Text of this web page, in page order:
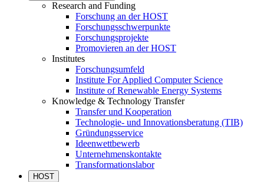
Research and Funding
Forschung an der HOST
Forschungsschwerpunkte
Forschungsprojekte
Promovieren an der HOST
Institutes
Forschungsumfeld
Institute For Applied Computer Science
Institute of Renewable Energy Systems
Knowledge & Technology Transfer
Transfer und Kooperation
Technologie- und Innovationsberatung (TIB)
Gründungsservice
Ideenwettbewerb
Unternehmenskontakte
Transformationslabor
HOST